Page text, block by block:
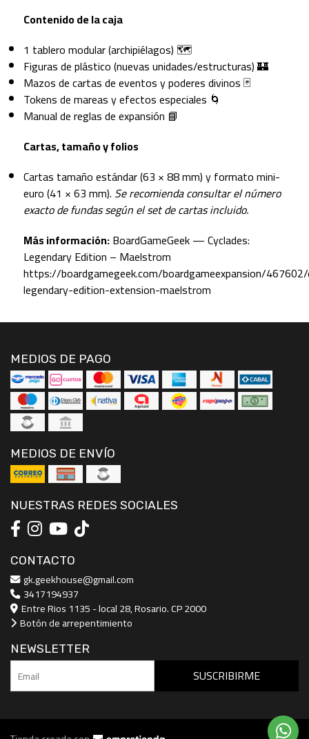
Contenido de la caja
1 tablero modular (archipiélagos) 🗺️
Figuras de plástico (nuevas unidades/estructuras) 🏰
Mazos de cartas de eventos y poderes divinos 🃏
Tokens de mareas y efectos especiales 🌀
Manual de reglas de expansión 📘
Cartas, tamaño y folios
Cartas tamaño estándar (63 × 88 mm) y formato mini-
euro (41 × 63 mm). Se recomienda consultar el número
exacto de fundas según el set de cartas incluido.
Más información:BoardGameGeek — Cyclades:
Legendary Edition – Maelstrom
https://boardgamegeek.com/boardgameexpansion/
legendary-edition-extension-maelstrom
MEDIOS DE PAGO
MEDIOS DE ENVÍO
NUESTRAS REDES SOCIALES
CONTACTO
gk.geekhouse@gmail.com
3417194937
Entre Rios 1135 - local 28, Rosario. CP 2000
Botón de arrepentimiento
NEWSLETTER
SUSCRIBIRME